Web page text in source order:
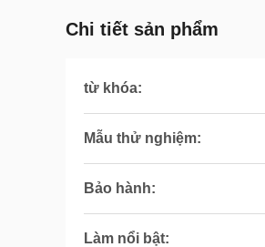
Chi tiết sản phẩm
từ khóa:
Mẫu thử nghiệm:
Bảo hành:
Làm nổi bật: